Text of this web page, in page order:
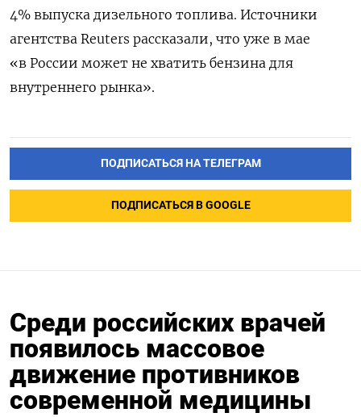
4% выпуска дизельного топлива. Источники
агентства Reuters рассказали, что уже в мае
«в России может не хватить бензина для
внутреннего рынка».
ПОДПИСАТЬСЯ НА ТЕЛЕГРАМ
ПОДПИСАТЬСЯ В GOOGLE
Среди российских врачей
появилось массовое
движение противников
современной медицины